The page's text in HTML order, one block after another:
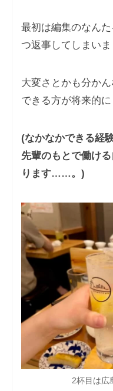
最初は編集のなん
つ返事してしまい
大変さとかも分か
できる方が将来的に
(なかなかできる経
先輩のもとで働け
ります……。)
2杯目は広